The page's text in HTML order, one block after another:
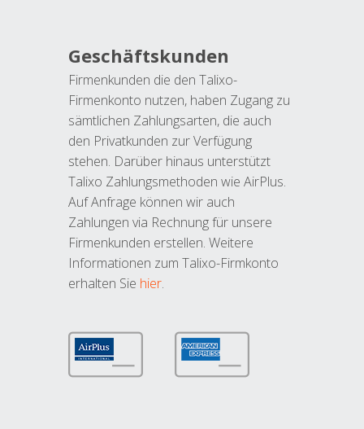
Geschäftskunden
Firmenkunden die den Talixo-
Firmenkonto nutzen, haben Zugang zu
sämtlichen Zahlungsarten, die auch
den Privatkunden zur Verfügung
stehen. Darüber hinaus unterstützt
Talixo Zahlungsmethoden wie AirPlus.
Auf Anfrage können wir auch
Zahlungen via Rechnung für unsere
Firmenkunden erstellen. Weitere
Informationen zum Talixo-Firmkonto
erhalten Sie hier.